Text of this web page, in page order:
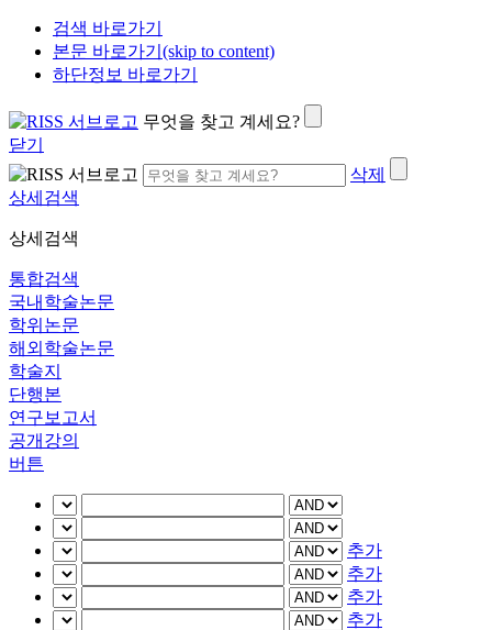
검색 바로가기
본문 바로가기(skip to content)
하단정보 바로가기
무엇을 찾고 계세요?
닫기
삭제
상세검색
상세검색
통합검색
국내학술논문
학위논문
해외학술논문
학술지
단행본
연구보고서
공개강의
버튼
추가
추가
추가
추가